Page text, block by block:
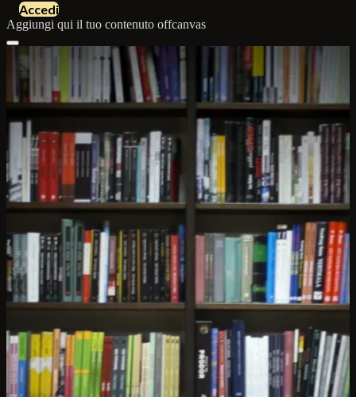
Accedi
Aggiungi qui il tuo contenuto offcanvas